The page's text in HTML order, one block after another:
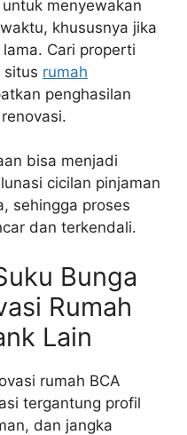
menyewakan
khususnya jika
Cari properti
situs rumah
penghasilan
bisa menjadi
cicilan pinjaman
sehingga proses
dan terkendali.
Bunga
Rumah
Lain
rumah BCA
tergantung profil
dan jangka